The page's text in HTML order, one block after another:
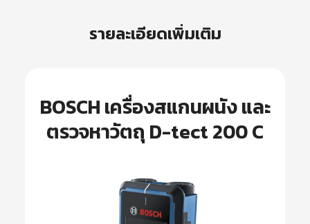
รายละเอียดเพิ่มเติม
BOSCH เครื่องสแกนผนัง และ
ตรวจหาวัตถุ D-tect 200 C